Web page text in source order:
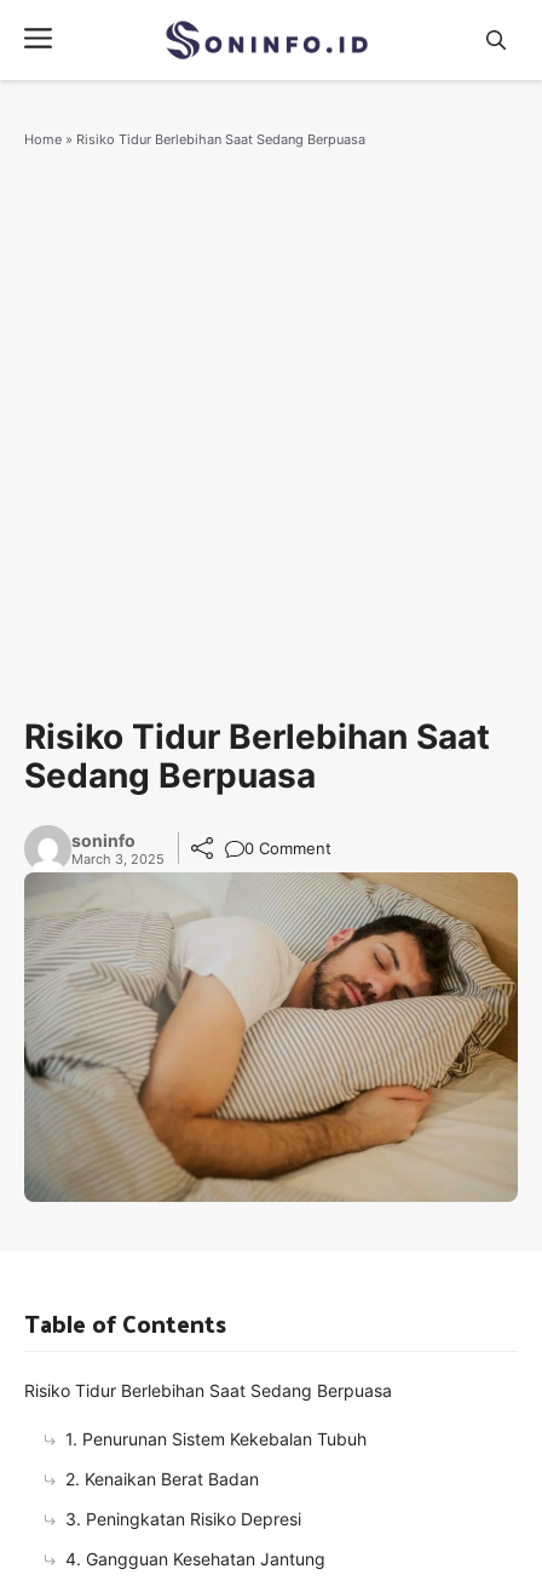
content
Menu
Home » Risiko Tidur Berlebihan Saat Sedang Berpuasa
Risiko Tidur Berlebihan Saat
Sedang Berpuasa
soninfo
March 3, 2025
0 Comment
Table of Contents
Risiko Tidur Berlebihan Saat Sedang Berpuasa
1. Penurunan Sistem Kekebalan Tubuh
2. Kenaikan Berat Badan
3. Peningkatan Risiko Depresi
4. Gangguan Kesehatan Jantung